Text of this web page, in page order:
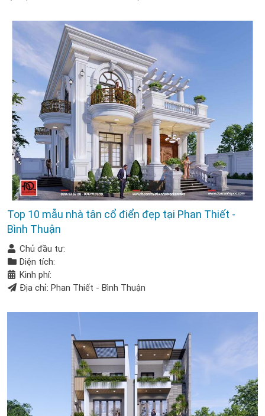
Top 10 mẫu nhà tân cổ điển đẹp tại Phan Thiết -
Bình Thuận
Chủ đầu tư:
Diện tích:
Kinh phí:
Địa chỉ: Phan Thiết - Bình Thuận